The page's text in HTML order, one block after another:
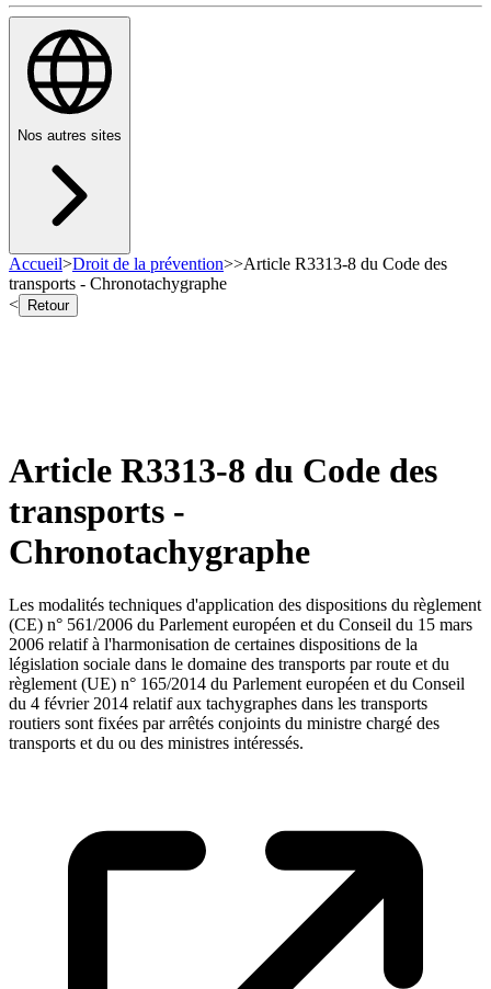
Nos autres sites
Accueil>Droit de la prévention>>Article R3313-8 du Code des
transports - Chronotachygraphe
<
Retour
Article R3313-8 du Code des
transports -
Chronotachygraphe
Les modalités techniques d'application des dispositions du règlement
(CE) n° 561/2006 du Parlement européen et du Conseil du 15 mars
2006 relatif à l'harmonisation de certaines dispositions de la
législation sociale dans le domaine des transports par route et du
règlement (UE) n° 165/2014 du Parlement européen et du Conseil
du 4 février 2014 relatif aux tachygraphes dans les transports
routiers sont fixées par arrêtés conjoints du ministre chargé des
transports et du ou des ministres intéressés.